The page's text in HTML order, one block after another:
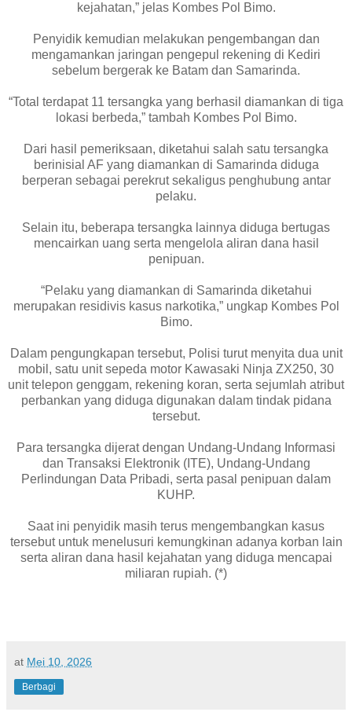
kejahatan,” jelas Kombes Pol Bimo.
Penyidik kemudian melakukan pengembangan dan
mengamankan jaringan pengepul rekening di Kediri
sebelum bergerak ke Batam dan Samarinda.
“Total terdapat 11 tersangka yang berhasil diamankan di tiga
lokasi berbeda,” tambah Kombes Pol Bimo.
Dari hasil pemeriksaan, diketahui salah satu tersangka
berinisial AF yang diamankan di Samarinda diduga
berperan sebagai perekrut sekaligus penghubung antar
pelaku.
Selain itu, beberapa tersangka lainnya diduga bertugas
mencairkan uang serta mengelola aliran dana hasil
penipuan.
“Pelaku yang diamankan di Samarinda diketahui
merupakan residivis kasus narkotika,” ungkap Kombes Pol
Bimo.
Dalam pengungkapan tersebut, Polisi turut menyita dua unit
mobil, satu unit sepeda motor Kawasaki Ninja ZX250, 30
unit telepon genggam, rekening koran, serta sejumlah atribut
perbankan yang diduga digunakan dalam tindak pidana
tersebut.
Para tersangka dijerat dengan Undang-Undang Informasi
dan Transaksi Elektronik (ITE), Undang-Undang
Perlindungan Data Pribadi, serta pasal penipuan dalam
KUHP.
Saat ini penyidik masih terus mengembangkan kasus
tersebut untuk menelusuri kemungkinan adanya korban lain
serta aliran dana hasil kejahatan yang diduga mencapai
miliaran rupiah. (*)
at Mei 10, 2026
Berbagi